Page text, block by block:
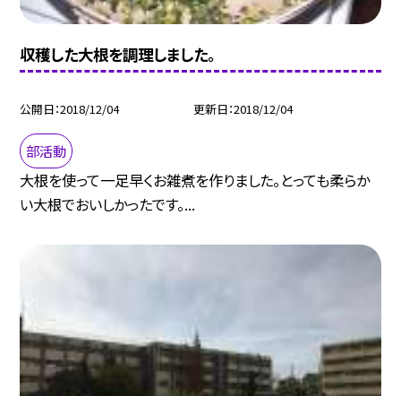
収穫した大根を調理しました。
公開日 2018/12/04 更新日 2018/12/04
部活動
大根を使って一足早くお雑煮を作りました。とっても柔らか
い大根でおいしかったです。...